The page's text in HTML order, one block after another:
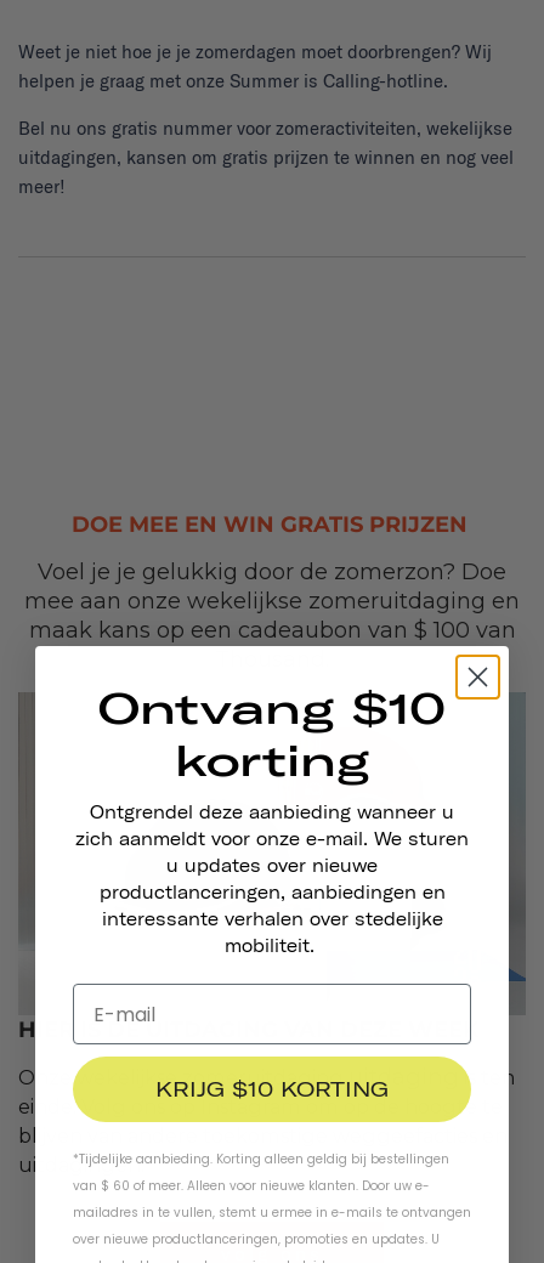
Weet je niet hoe je je zomerdagen moet doorbrengen? Wij
helpen je graag met onze Summer is Calling-hotline.
Bel nu ons gratis nummer voor zomeractiviteiten, wekelijkse
uitdagingen, kansen om gratis prijzen te winnen en nog veel
meer!
DOE MEE EN WIN GRATIS PRIJZEN
Voel je je gelukkig door de zomerzon? Doe
mee aan onze wekelijkse zomeruitdaging en
maak kans op een cadeaubon van $ 100 van
HIER IS DE UITDAGING VAN DEZE WEEK
Onze wekelijkse zomeruitdaginguitdaging
is ten
einde. Volg ons op Instagram om op de hoogte te
blijven van andere toekomstige weggeefacties en
uitdagingen.
volg ons
Ontvang $10
korting
Ontgrendel deze aanbieding wanneer u
zich aanmeldt voor onze e-mail. We sturen
u updates over nieuwe
productlanceringen, aanbiedingen en
interessante verhalen over stedelijke
mobiliteit.
KRIJG $10 KORTING
*Tijdelijke aanbieding. Korting alleen geldig bij bestellingen
van $ 60 of meer. Alleen voor nieuwe klanten. Door uw e-
mailadres in te vullen, stemt u ermee in e-mails te ontvangen
over nieuwe productlanceringen, promoties en updates. U